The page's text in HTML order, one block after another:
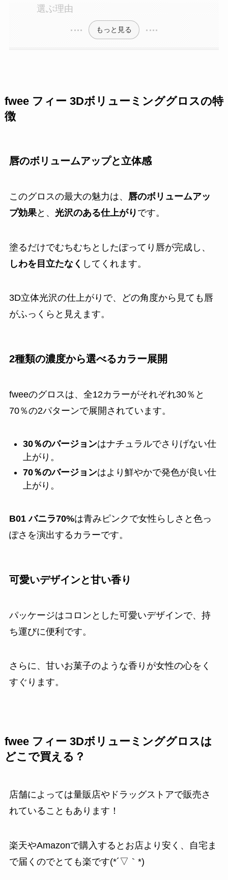
選ぶ理由
もっと見る
fwee フィー 3Dボリューミンググロスの特
徴
唇のボリュームアップと立体感
このグロスの最大の魅力は、
唇のボリュームアッ
プ効果と、 光沢のある仕上がり です。
塗るだけでむちむちとしたぽってり唇が完成し、
しわを目立たなく してくれます。
3D立体光沢の仕上がりで、どの角度から見ても唇
がふっくらと見えます。
2種類の濃度から選べるカラー展開
fweeのグロスは、全12カラーがそれぞれ30％と
70％の2パターンで展開されています。
30％のバージョンはナチュラルでさりげない仕
上がり。
70％のバージョンはより鮮やかで発色が良い仕
上がり。
B01 バニラ70%は青みピンクで女性らしさと色っ
ぽさを演出するカラーです。
可愛いデザインと甘い香り
パッケージはコロンとした可愛いデザインで、持
ち運びに便利です。
さらに、甘いお菓子のような香りが女性の心をく
すぐります。
fwee フィー 3Dボリューミンググロスは
どこで買える？
店舗によっては量販店やドラッグストアで販売さ
れていることもあります！
楽天やAmazonで購入するとお店より安く、自宅ま
で届くのでとても楽です(*´▽｀*)